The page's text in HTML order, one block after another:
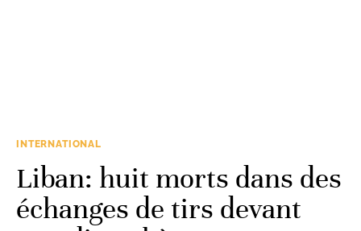
INTERNATIONAL
Liban: huit morts dans des
échanges de tirs devant